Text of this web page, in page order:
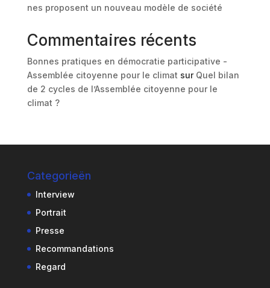
nes proposent un nouveau modèle de société
Commentaires récents
Bonnes pratiques en démocratie participative -
Assemblée citoyenne pour le climatsur Quel bilan
de 2 cycles de l’Assemblée citoyenne pour le
climat ?
Categorieën
Interview
Portrait
Presse
Recommandations
Regard